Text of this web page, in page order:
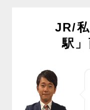
JR/
駅